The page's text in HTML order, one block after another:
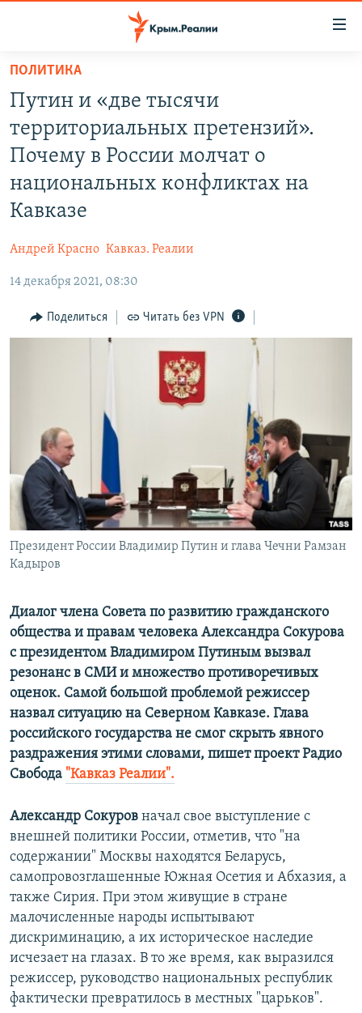
Вернуться
основному
содержанию
Вернутся
главной
навигации
СПЕЦПРОЕКТЫ
ВОДА
ЕЩЕ
ТЕЛЕПРОЕКТ КРЫМ.РЕАЛИИ
СОВЕТЫ ПРАВОЗАЩИТНИКОВ
ELIFBE
УКРАИНСКАЯ ПРОБЛЕМА КРЫМА
КАК ОБОЙТИ БЛОКИРОВКУ
Все сайты RFE/RL
ПОЛИТИКА
Путин и «две тысячи
территориальных претензий».
Почему в России молчат о
национальных конфликтах на
Кавказе
Андрей Красно Кавказ. Реалии
14 декабря 2021, 08:30
Поделиться Читать без VPN
Президент России Владимир Путин и глава Чечни Рамзан
Кадыров
Диалог члена Совета по развитию гражданского
общества и правам человека Александра Сокурова
с президентом Владимиром Путиным вызвал
резонанс в СМИ и множество противоречивых
оценок. Самой большой проблемой режиссер
назвал ситуацию на Северном Кавказе. Глава
российского государства не смог скрыть явного
раздражения этими словами, пишет проект Радио
Свобода "Кавказ Реалии".
Александр Сокуров начал свое выступление с
внешней политики России, отметив, что "на
содержании" Москвы находятся Беларусь,
самопровозглашенные Южная Осетия и Абхазия, а
также Сирия. При этом живущие в стране
малочисленные народы испытывают
дискриминацию, а их историческое наследие
исчезает на глазах. В то же время, как выразился
режиссер, руководство национальных республик
фактически превратилось в местных "царьков".